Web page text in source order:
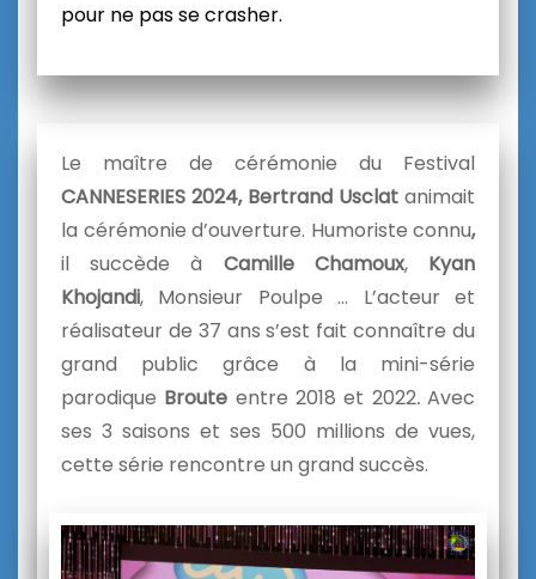
pour ne pas se crasher.
Le maître de cérémonie du Festival
CANNESERIES 2024, Bertrand Usclat animait
la cérémonie d’ouverture. Humoriste connu,
il succède à Camille Chamoux, Kyan
Khojandi, Monsieur Poulpe … L’acteur et
réalisateur de 37 ans s’est fait connaître du
grand public grâce à la mini-série
parodique Broute entre 2018 et 2022.Avec
ses 3 saisons et ses 500 millions de vues,
cette série rencontre un grand succès.